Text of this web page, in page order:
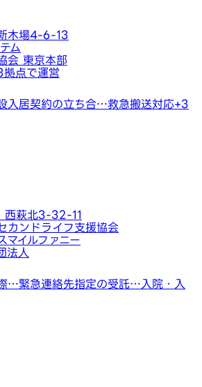
木場4-6-13
ム
会 東京本部
拠点で運営
入居契約の立ち合…救急搬送対応+3
西萩北3-32-11
カンドライフ支援協会
マイルファニー
法人
…緊急連絡先指定の受託… 入院・入